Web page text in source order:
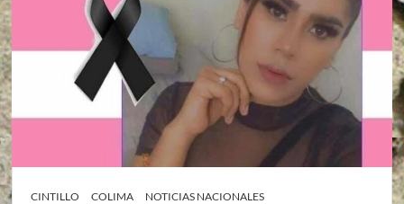
CINTILLO COLIMA
NOTICIAS NACIONALES